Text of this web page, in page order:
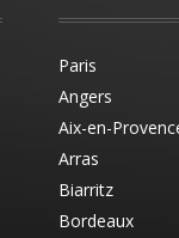
Paris
Angers
Aix-en-
Arras
Biarritz
Bordeaux